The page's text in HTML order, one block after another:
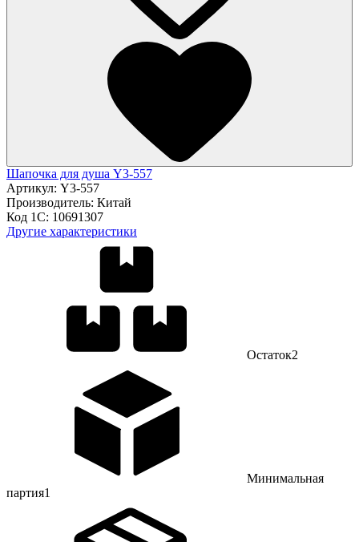
Шапочка для душа Y3-557
Артикул: Y3-557
Производитель: Китай
Код 1С: 10691307
Другие характеристики
Остаток2
Минимальная
партия1